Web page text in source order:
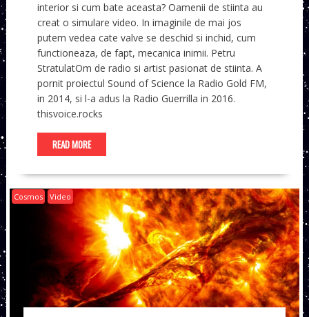
interior si cum bate aceasta? Oamenii de stiinta au
creat o simulare video. In imaginile de mai jos
putem vedea cate valve se deschid si inchid, cum
functioneaza, de fapt, mecanica inimii. Petru
StratulatOm de radio si artist pasionat de stiinta. A
pornit proiectul Sound of Science la Radio Gold FM,
in 2014, si l-a adus la Radio Guerrilla in 2016.
thisvoice.rocks
READ MORE
Cosmos Video